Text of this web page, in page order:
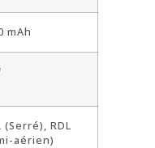
mAh
(Serré), RDL
aérien)